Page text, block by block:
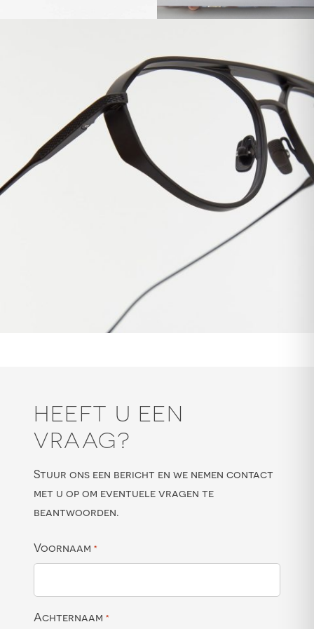
HEEFT U EEN
VRAAG?
Stuur ons een bericht en we nemen contact
met u op om eventuele vragen te
beantwoorden.
Voornaam *
Achternaam *